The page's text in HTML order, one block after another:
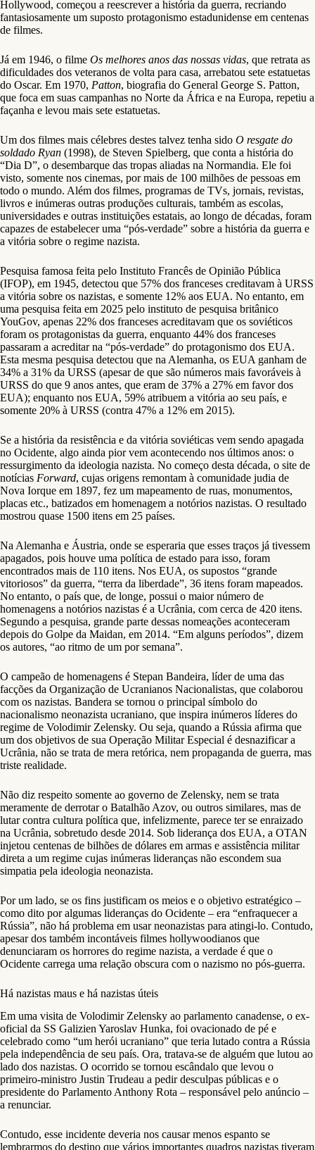
Hollywood, começou a reescrever a história da guerra, recriando
fantasiosamente um suposto protagonismo estadunidense em centenas
de filmes.
Já em 1946, o filme Os melhores anos das nossas vidas, que retrata as
dificuldades dos veteranos de volta para casa, arrebatou sete estatuetas
do Oscar. Em 1970, Patton, biografia do General George S. Patton,
que foca em suas campanhas no Norte da África e na Europa, repetiu a
façanha e levou mais sete estatuetas.
Um dos filmes mais célebres destes talvez tenha sido O resgate do
soldado Ryan (1998), de Steven Spielberg, que conta a história do
“Dia D”, o desembarque das tropas aliadas na Normandia. Ele foi
visto, somente nos cinemas, por mais de 100 milhões de pessoas em
todo o mundo. Além dos filmes, programas de TVs, jornais, revistas,
livros e inúmeras outras produções culturais, também as escolas,
universidades e outras instituições estatais, ao longo de décadas, foram
capazes de estabelecer uma “pós-verdade” sobre a história da guerra e
a vitória sobre o regime nazista.
Pesquisa famosa feita pelo Instituto Francês de Opinião Pública
(IFOP), em 1945, detectou que 57% dos franceses creditavam à URSS
a vitória sobre os nazistas, e somente 12% aos EUA. No entanto, em
uma pesquisa feita em 2025 pelo instituto de pesquisa britânico
YouGov, apenas 22% dos franceses acreditavam que os soviéticos
foram os protagonistas da guerra, enquanto 44% dos franceses
passaram a acreditar na “pós-verdade” do protagonismo dos EUA.
Esta mesma pesquisa detectou que na Alemanha, os EUA ganham de
34% a 31% da URSS (apesar de que são números mais favoráveis à
URSS do que 9 anos antes, que eram de 37% a 27% em favor dos
EUA); enquanto nos EUA, 59% atribuem a vitória ao seu país, e
somente 20% à URSS (contra 47% a 12% em 2015).
Se a história da resistência e da vitória soviéticas vem sendo apagada
no Ocidente, algo ainda pior vem acontecendo nos últimos anos: o
ressurgimento da ideologia nazista. No começo desta década, o site de
notícias Forward, cujas origens remontam à comunidade judia de
Nova Iorque em 1897, fez um mapeamento de ruas, monumentos,
placas etc., batizados em homenagem a notórios nazistas. O resultado
mostrou quase 1500 itens em 25 países.
Na Alemanha e Áustria, onde se esperaria que esses traços já tivessem
apagados, pois houve uma política de estado para isso, foram
encontrados mais de 110 itens. Nos EUA, os supostos “grande
vitoriosos” da guerra, “terra da liberdade”, 36 itens foram mapeados.
No entanto, o país que, de longe, possui o maior número de
homenagens a notórios nazistas é a Ucrânia, com cerca de 420 itens.
Segundo a pesquisa, grande parte dessas nomeações aconteceram
depois do Golpe da Maidan, em 2014. “Em alguns períodos”, dizem
os autores, “ao ritmo de um por semana”.
O campeão de homenagens é Stepan Bandeira, líder de uma das
facções da Organização de Ucranianos Nacionalistas, que colaborou
com os nazistas. Bandera se tornou o principal símbolo do
nacionalismo neonazista ucraniano, que inspira inúmeros líderes do
regime de Volodimir Zelensky. Ou seja, quando a Rússia afirma que
um dos objetivos de sua Operação Militar Especial é desnazificar a
Ucrânia, não se trata de mera retórica, nem propaganda de guerra, mas
triste realidade.
Não diz respeito somente ao governo de Zelensky, nem se trata
meramente de derrotar o Batalhão Azov, ou outros similares, mas de
lutar contra cultura política que, infelizmente, parece ter se enraizado
na Ucrânia, sobretudo desde 2014. Sob liderança dos EUA, a OTAN
injetou centenas de bilhões de dólares em armas e assistência militar
direta a um regime cujas inúmeras lideranças não escondem sua
simpatia pela ideologia neonazista.
Por um lado, se os fins justificam os meios e o objetivo estratégico –
como dito por algumas lideranças do Ocidente – era “enfraquecer a
Rússia”, não há problema em usar neonazistas para atingi-lo. Contudo,
apesar dos também incontáveis filmes hollywoodianos que
denunciaram os horrores do regime nazista, a verdade é que o
Ocidente carrega uma relação obscura com o nazismo no pós-guerra.
Há nazistas maus e há nazistas úteis
Em uma visita de Volodimir Zelensky ao parlamento canadense, o ex-
oficial da SS Galizien Yaroslav Hunka, foi ovacionado de pé e
celebrado como “um herói ucraniano” que teria lutado contra a Rússia
pela independência de seu país. Ora, tratava-se de alguém que lutou ao
lado dos nazistas. O ocorrido se tornou escândalo que levou o
primeiro-ministro Justin Trudeau a pedir desculpas públicas e o
presidente do Parlamento Anthony Rota – responsável pelo anúncio –
a renunciar.
Contudo, esse incidente deveria nos causar menos espanto se
lembrarmos do destino que vários importantes quadros nazistas tiveram